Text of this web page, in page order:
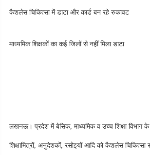
कैशलेस चिकित्सा में डाटा और कार्ड बन रहे रुकावट
माध्यमिक शिक्षकों का कई जिलों से नहीं मिला डाटा
लखनऊ। प्रदेश में बेसिक, माध्यमिक व उच्च शिक्षा विभाग के
शिक्षामित्रों, अनुदेशकों, रसोइयों आदि को कैशलेस चिकित्सा